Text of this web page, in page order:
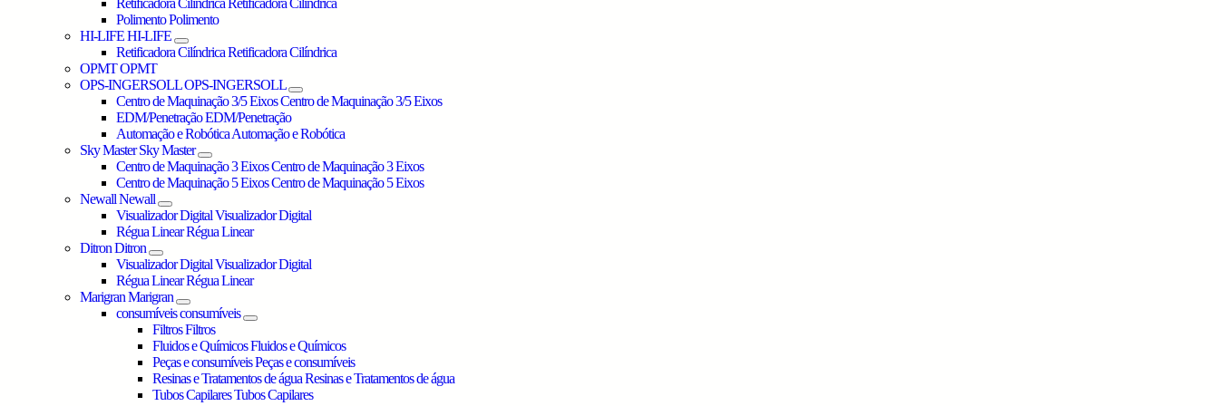
Retificadora Cilíndrica Retificadora Cilíndrica
PolimentoPolimento
HI-LIFEHI-LIFE
Retificadora CilíndricaRetificadora Cilíndrica
OPMTOPMT
OPS-INGERSOLL OPS-INGERSOLL
Centro de Maquinação 3/5 EixosCentro de Maquinação 3/5 Eixos
EDM/PenetraçãoEDM/Penetração
Automação e RobóticaAutomação e Robótica
Sky Master Sky Master
Centro de Maquinação 3 EixosCentro de Maquinação 3 Eixos
Centro de Maquinação 5 EixosCentro de Maquinação 5 Eixos
NewallNewall
Visualizador DigitalVisualizador Digital
Régua LinearRégua Linear
DitronDitron
Visualizador DigitalVisualizador Digital
Régua LinearRégua Linear
MarigranMarigran
consumíveisconsumíveis
FiltrosFiltros
Fluidos e QuímicosFluidos e Químicos
Peças e consumíveisPeças e consumíveis
Resinas e Tratamentos de águaResinas e Tratamentos de água
Tubos CapilaresTubos Capilares